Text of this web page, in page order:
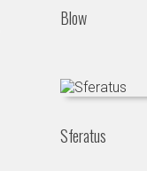
Blow
Sferatus